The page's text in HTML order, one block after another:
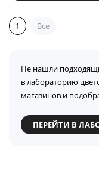
1 Все
Не нашли
в лабораторию
магазинов и
ПЕРЕЙТИ В